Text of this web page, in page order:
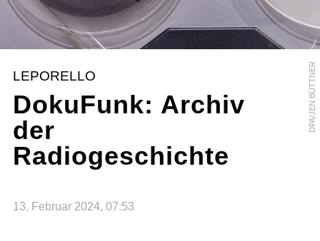
DPA/JEN BÜTTNER
LEPORELLO
DokuFunk: Archiv
der
Radiogeschichte
13. Februar 2024, 07:53